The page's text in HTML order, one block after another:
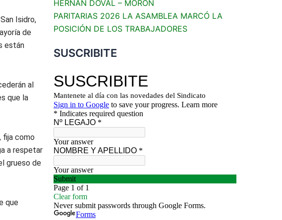
Isidro,
de
están
al
que la
fija como
a respetar
grueso de
que
HERNÁN DOVAL – MORÓN
PARITARIAS 2026 LA ASAMBLEA MARCÓ LA
POSICIÓN DE LOS TRABAJADORES
SUSCRIBITE